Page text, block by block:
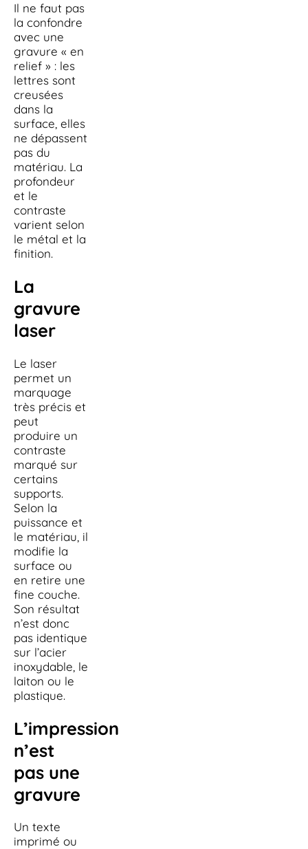
Il ne faut pas
la confondre
avec une
gravure « en
relief » : les
lettres sont
creusées
dans la
surface, elles
ne dépassent
pas du
matériau. La
profondeur
et le
contraste
varient selon
le métal et la
finition.
La
gravure
laser
Le laser
permet un
marquage
très précis et
peut
produire un
contraste
marqué sur
certains
supports.
Selon la
puissance et
le matériau, il
modifie la
surface ou
en retire une
fine couche.
Son résultat
n’est donc
pas identique
sur l’acier
inoxydable, le
laiton ou le
plastique.
L’impression
n’est
pas une
gravure
Un texte
imprimé ou